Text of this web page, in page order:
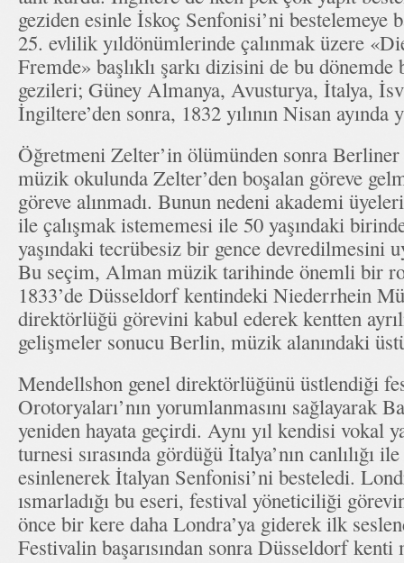
geziden esinle İskoç Senfonisi’ni bestelemeye
25. evlilik yıldönümlerinde çalınmak üzere
Fremde» başlıklı şarkı dizisini de bu dönemde
gezileri; Güney Almanya, Avusturya, İtalya,
İngiltere’den sonra, 1832 yılının Nisan
Öğretmeni Zelter’in ölümünden sonra Berliner
müzik okulunda Zelter’den boşalan göreve
göreve alınmadı. Bunun nedeni akademi
ile çalışmak istememesi ile 50 yaşındaki
yaşındaki tecrübesiz bir gence devredilmesini
Bu seçim, Alman müzik tarihinde önemli bir
1833’de Düsseldorf kentindeki Niederrhein
direktörlüğü görevini kabul ederek kentten
gelişmeler sonucu Berlin, müzik alanındaki
Mendellshon genel direktörlüğünü üstlendiği
Orotoryaları’nın yorumlanmasını sağlayarak
yeniden hayata geçirdi. Aynı yıl kendisi vokal
turnesi sırasında gördüğü İtalya’nın canlılığı
esinlenerek İtalyan Senfonisi’ni besteledi.
ısmarladığı bu eseri, festival yöneticiliği
önce bir kere daha Londra’ya giderek ilk
Festivalin başarısından sonra Düsseldorf kenti